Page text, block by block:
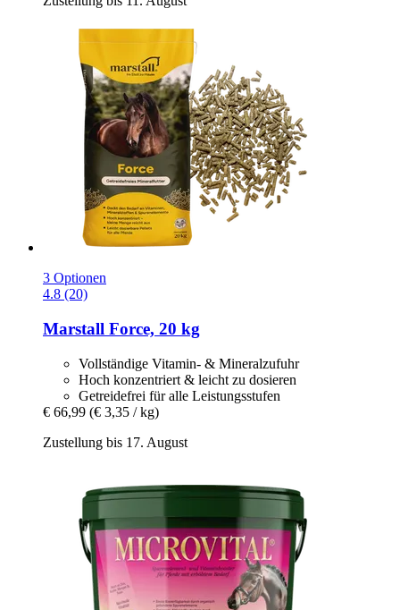
3 Optionen
4.8 (20)
Marstall Force, 20 kg
Vollständige Vitamin- & Mineralzufuhr
Hoch konzentriert & leicht zu dosieren
Getreidefrei für alle Leistungsstufen
€ 66,99 (€ 3,35 / kg)
Zustellung bis 17. August